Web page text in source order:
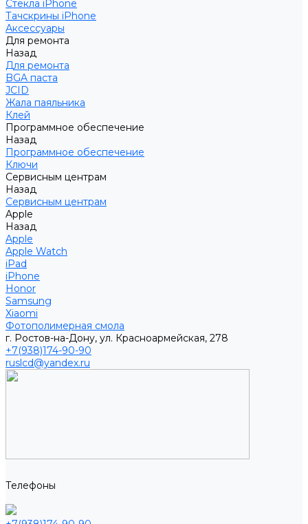
Стекла iPhone
Тачскрины iPhone
Аксессуары
Для ремонта
Назад
Для ремонта
BGA паста
JCID
Жала паяльника
Клей
Программное обеспечение
Назад
Программное обеспечение
Ключи
Сервисным центрам
Назад
Сервисным центрам
Apple
Назад
Apple
Apple Watch
iPad
iPhone
Honor
Samsung
Xiaomi
Фотополимерная смола
г. Ростов-на-Дону, ул. Красноармейская, 278
+7(938)174-90-90
ruslcd@yandex.ru
Телефоны